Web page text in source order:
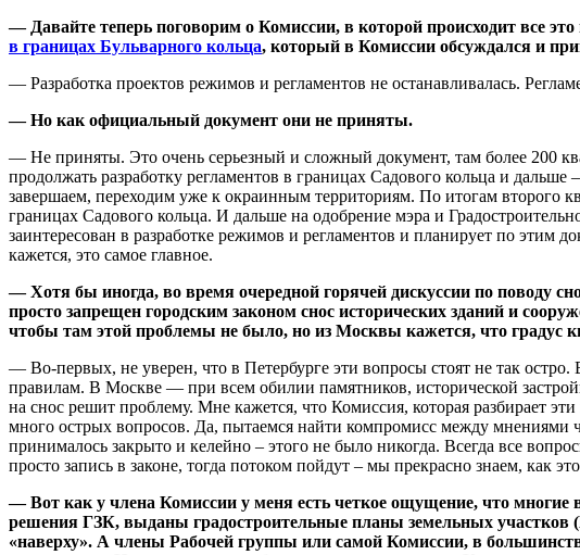
— Давайте теперь поговорим о Комиссии, в которой происходит все
в границах Бульварного кольца, который в Комиссии обсуждался и
— Разработка проектов режимов и регламентов не останавливалась.
— Но как официальный документ они не приняты.
— Не приняты. Это очень серьезный и сложный документ, там более 200
продолжать разработку регламентов в границах Садового кольца и
завершаем, переходим уже к окраинным территориям. По итогам второго
границах Садового кольца. И дальше на одобрение мэра и
заинтересован в разработке режимов и регламентов и планирует по этим
кажется, это самое главное.
— Хотя бы иногда, во время очередной горячей дискуссии по поводу
просто запрещен городским законом снос исторических зданий и
чтобы там этой проблемы не было, но из Москвы кажется, что градус
— Во-первых, не уверен, что в Петербурге эти вопросы стоят не так
правилам. В Москве — при всем обилии памятников, исторической
на снос решит проблему. Мне кажется, что Комиссия, которая разбирает
много острых вопросов. Да, пытаемся найти компромисс между мнениями
принималось закрыто и келейно – этого не было никогда. Всегда все
просто запись в законе, тогда потоком пойдут – мы прекрасно знаем,
— Вот как у члена Комиссии у меня есть четкое ощущение, что
решения ГЗК, выданы градостроительные планы земельных участков
«наверху». А члены Рабочей группы или самой Комиссии, в